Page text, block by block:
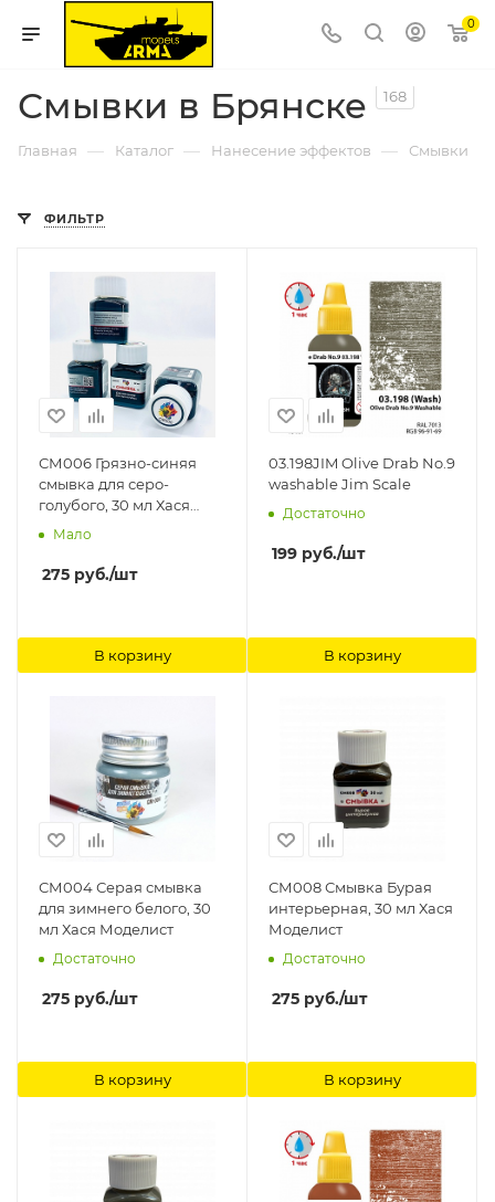
0
Смывки в Брянске 168
Главная — Каталог — Нанесение эффектов — Смывки
ФИЛЬТР
СМ006 Грязно-синяя
смывка для серо-
голубого, 30 мл Хася
Моделист
Мало
275 руб./шт
В корзину
03.198JIM Olive Drab No.9
washable Jim Scale
Достаточно
199 руб./шт
В корзину
СМ004 Серая смывка
для зимнего белого, 30
мл Хася Моделист
Достаточно
275 руб./шт
В корзину
СМ008 Смывка Бурая
интерьерная, 30 мл Хася
Моделист
Достаточно
275 руб./шт
В корзину